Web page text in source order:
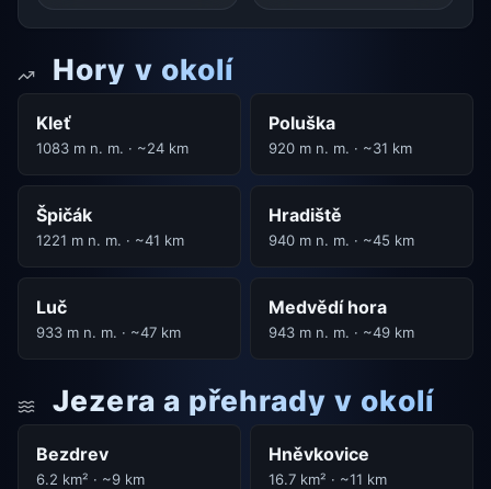
Hory v okolí
Kleť
1083 m n. m. · ~24 km
Poluška
920 m n. m. · ~31 km
Špičák
1221 m n. m. · ~41 km
Hradiště
940 m n. m. · ~45 km
Luč
933 m n. m. · ~47 km
Medvědí hora
943 m n. m. · ~49 km
Jezera a přehrady v okolí
Bezdrev
6.2 km² · ~9 km
Hněvkovice
16.7 km² · ~11 km